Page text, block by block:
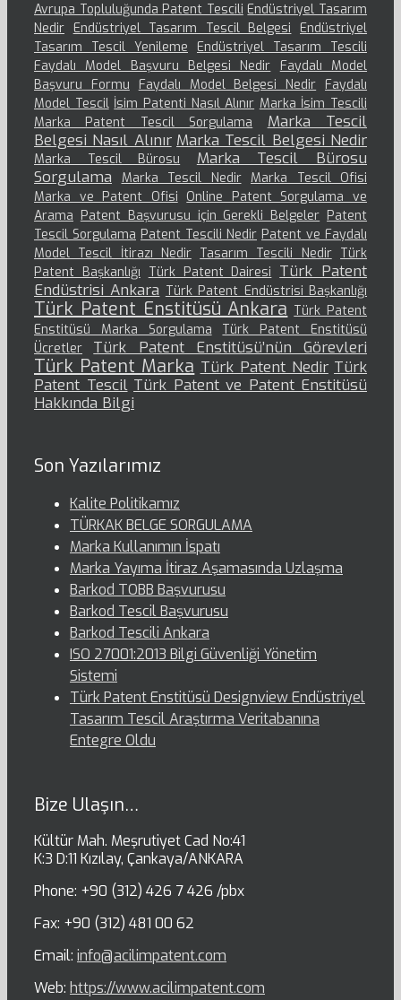
Avrupa Topluluğunda Patent Tescili Endüstriyel Tasarım
Nedir Endüstriyel Tasarım Tescil Belgesi
Endüstriyel
Tasarım Tescil Yenileme
Endüstriyel Tasarım Tescili
Faydalı Model Başvuru Belgesi Nedir
Faydalı Model
Başvuru Formu
Faydalı Model Belgesi Nedir Faydalı
Model Tescil İsim Patenti Nasıl Alınır Marka İsim Tescili
Marka Patent Tescil Sorgulama
Marka Tescil
Belgesi Nasıl Alınır Marka Tescil Belgesi Nedir
Marka Tescil Bürosu
Marka Tescil Bürosu
Sorgulama
Marka Tescil Nedir Marka Tescil Ofisi
Marka ve Patent Ofisi Online Patent Sorgulama ve
Arama Patent Başvurusu için Gerekli Belgeler Patent
Tescil Sorgulama Patent Tescili Nedir Patent ve Faydalı
Model Tescil İtirazı Nedir Tasarım Tescili Nedir Türk
Patent Başkanlığı Türk Patent Dairesi Türk Patent
Endüstrisi Ankara Türk Patent Endüstrisi Başkanlığı
Türk Patent Enstitüsü Ankara Türk Patent
Enstitüsü Marka Sorgulama
Türk Patent Enstitüsü
Ücretler
Türk Patent Enstitüsü’nün Görevleri
Türk Patent Marka Türk Patent Nedir Türk
Patent Tescil Türk Patent ve Patent Enstitüsü
Hakkında Bilgi
Son Yazılarımız
Kalite Politikamız
TÜRKAK BELGE SORGULAMA
Marka Kullanımın İspatı
Marka Yayıma İtiraz Aşamasında Uzlaşma
Barkod TOBB Başvurusu
Barkod Tescil Başvurusu
Barkod Tescili Ankara
ISO 27001:2013 Bilgi Güvenliği Yönetim
Sistemi
Türk Patent Enstitüsü Designview Endüstriyel
Tasarım Tescil Araştırma Veritabanına
Entegre Oldu
Bize Ulaşın…
Kültür Mah. Meşrutiyet Cad No:41
K:3 D:11 Kızılay, Çankaya/ANKARA
Phone: +90 (312) 426 7 426 /pbx
Fax: +90 (312) 481 00 62
Email: info@acilimpatent.com
Web: https://www.acilimpatent.com